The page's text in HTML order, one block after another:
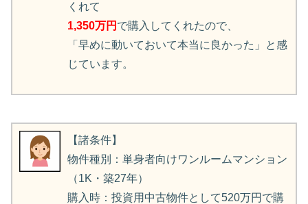
くれて
1,350万円 で購入してくれたので、
「早めに動いておいて本当に良かった」と感
じています。
【諸条件】
物件種別：単身者向けワンルームマンション
（1K・築27年）
購入時：投資用中古物件として520万円で購